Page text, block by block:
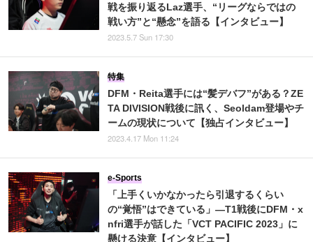
戦を振り返るLaz選手、“リーグならではの
戦い方”と“懸念”を語る【インタビュー】
2023.5.7 Sun 17:30
DFM・Reita選手には“髪デバフ”がある？ZE
TA DIVISION戦後に訊く、Seoldam登場やチ
ームの現状について【独占インタビュー】
特集
2023.4.17 Mon 11:24
「上手くいかなかったら引退するくらい
の“覚悟”はできている」―T1戦後にDFM・x
nfri選手が話した「VCT PACIFIC 2023」に
懸ける決意【インタビュー】
e-Sports